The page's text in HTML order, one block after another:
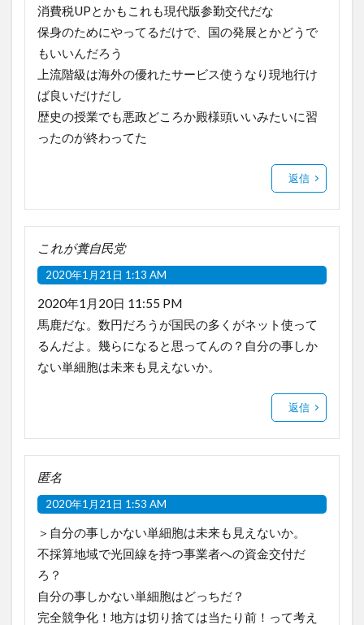
消費税UPとかもこれも現代版参勤交代だな
保身のためにやってるだけで、国の発展とかどうで
もいいんだろう
上流階級は海外の優れたサービス使うなり現地行け
ば良いだけだし
歴史の授業でも悪政どころか殿様頭いいみたいに習
ったのが終わってた
返信
これが糞自民党
2020年1月21日 1:13 AM
2020年1月20日 11:55 PM
馬鹿だな。数円だろうが国民の多くがネット使って
るんだよ。幾らになると思ってんの？自分の事しか
ない単細胞は未来も見えないか。
返信
匿名
2020年1月21日 1:53 AM
＞自分の事しかない単細胞は未来も見えないか。
不採算地域で光回線を持つ事業者への資金交付だ
ろ？
自分の事しかない単細胞はどっちだ？
完全競争化！地方は切り捨ては当たり前！って考え